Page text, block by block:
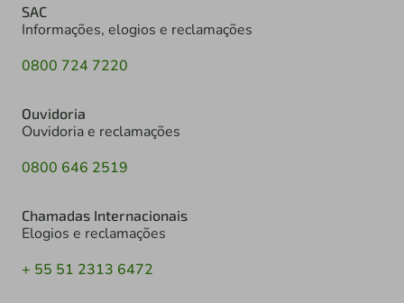
SAC
Informações, elogios e reclamações
0800 724 7220
Ouvidoria
Ouvidoria e reclamações
0800 646 2519
Chamadas Internacionais
Elogios e reclamações
+ 55 51 2313 6472